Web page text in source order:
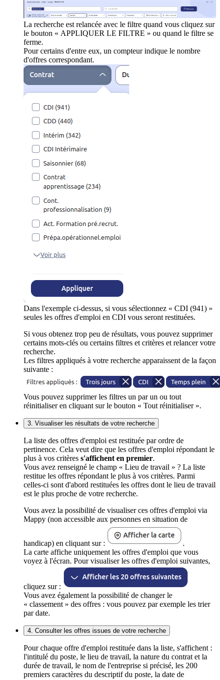
La recherche est relancée avec le filtre quand vous cliquez sur
le bouton « APPLIQUER LE FILTRE » ou quand le filtre se
ferme.
Pour certains d'entre eux, un compteur indique le nombre
d'offres correspondant.
Dans l'exemple ci-dessus, si vous sélectionnez « CDI (941) »
seules les offres d'emploi en CDI vous seront restituées.
Si vous obtenez trop peu de résultats, vous pouvez supprimer
certains mots-clés ou certains filtres et critères et relancer votre
recherche.
Les filtres appliqués à votre recherche apparaissent de la façon
suivante :
Vous pouvez supprimer les filtres un par un ou tout
réinitialiser en cliquant sur le bouton « Tout réinitialiser ».
3. Visualiser les résultats de votre recherche
La liste des offres d'emploi est restituée par ordre de
pertinence. Cela veut dire que les offres d'emploi répondant le
plus à vos critères s'affichent en premier.
Vous avez renseigné le champ « Lieu de travail » ? La liste
restitue les offres répondant le plus à vos critères. Parmi
celles-ci sont d'abord restituées les offres dont le lieu de travail
est le plus proche de votre recherche.
Vous avez la possibilité de visualiser ces offres d'emploi via
Mappy (non accessible aux personnes en situation de
handicap) en cliquant sur :
.
La carte affiche uniquement les offres d'emploi que vous
voyez à l'écran. Pour visualiser les offres d'emploi suivantes,
cliquez sur :
Vous avez également la possibilité de changer le
« classement » des offres : vous pouvez par exemple les trier
par date.
4. Consulter les offres issues de votre recherche
Pour chaque offre d'emploi restituée dans la liste, s'affichent :
l'intitulé du poste, le lieu de travail, la nature du contrat et la
durée de travail, le nom de l'entreprise si précisé, les 200
premiers caractères du descriptif du poste, la date de